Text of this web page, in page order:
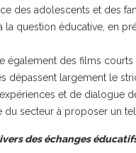
des adolescents et des
la question éducative, en
également des films
dépassent largement le
et de dialogue
du secteur à proposer un
des échanges